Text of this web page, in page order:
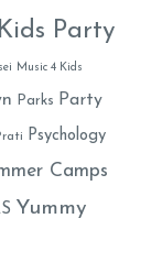
Kids Party
Music 4 Kids
Parks
Party
Psychology
Camps
Yummy